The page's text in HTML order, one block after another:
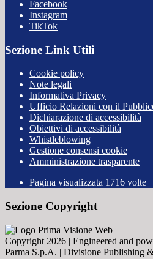
Facebook
Instagram
TikTok
Sezione Link Utili
Cookie policy
Note legali
Informativa Privacy
Ufficio Relazioni con il
Dichiarazione di accessibilità
Obiettivi di accessibilità
Whistleblowing
Gestione consensi cookie
Amministrazione trasparente
Pagina visualizzata 1716 volte
Sezione Copyright
Copyright 2026 | Engineered and
Parma S.p.A. | Divisione Publishing